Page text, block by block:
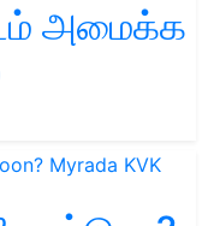
அமைக்க